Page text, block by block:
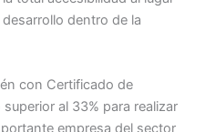
dentro de la
con Certificado de
al 33% para realizar
empresa del sector